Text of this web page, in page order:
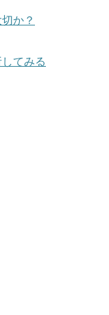
か？
てみる